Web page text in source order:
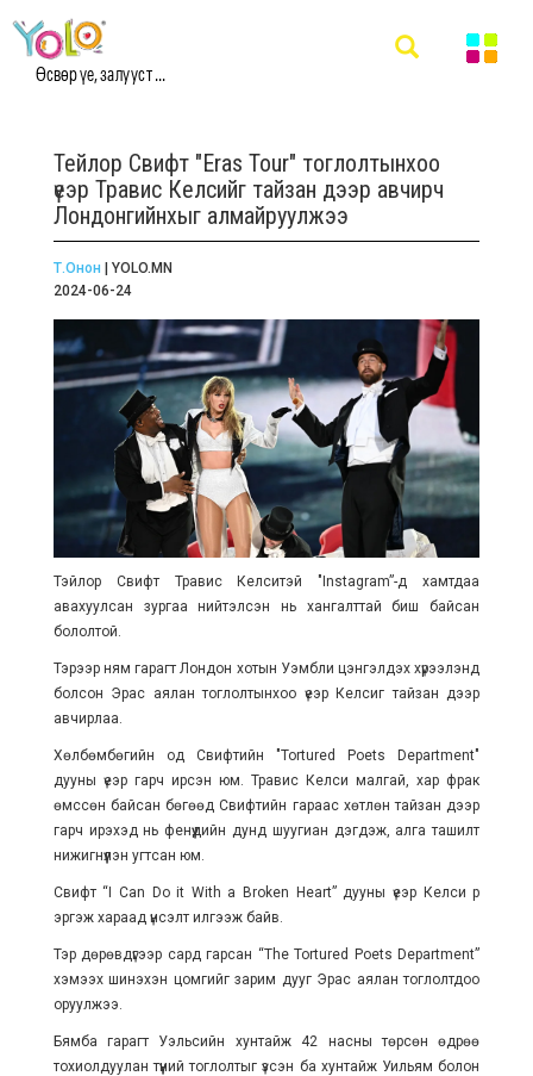
Өсвөр үе, залууст ...
Тейлор Свифт "Eras Tour" тоглолтынхоо
үеэр Травис Келсийг тайзан дээр авчирч
Лондонгийнхыг алмайруулжээ
Т.Онон | YOLO.MN
2024-06-24
Тэйлор Свифт Травис Келситэй "Instagram”-д хамтдаа
авахуулсан зургаа нийтэлсэн нь хангалттай биш байсан
бололтой.
Тэрээр ням гарагт Лондон хотын Уэмбли цэнгэлдэх хүрээлэнд
болсон Эрас аялан тоглолтынхоо үеэр Келсиг тайзан дээр
авчирлаа.
Хөлбөмбөгийн од Свифтийн "Tortured Poets Department"
дууны үеэр гарч ирсэн юм. Травис Келси малгай, хар фрак
өмссөн байсан бөгөөд Свифтийн гараас хөтлөн тайзан дээр
гарч ирэхэд нь фенүүдийн дунд шуугиан дэгдэж, алга ташилт
нижигнүүлэн угтсан юм.
Свифт “I Can Do it With a Broken Heart” дууны үеэр Келси рүү
эргэж хараад үнсэлт илгээж байв.
Тэр дөрөвдүгээр сард гарсан “The Tortured Poets Department”
хэмээх шинэхэн цомгийг зарим дууг Эрас аялан тоглолтдоо
оруулжээ.
Бямба гарагт Уэльсийн хунтайж 42 насны төрсөн өдрөө
тохиолдуулан түүний тоглолтыг үзсэн ба хунтайж Уильям болон